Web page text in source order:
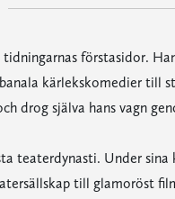
förstasidor.
kärlekskomedier till
drog själva hans vagn
teaterdynasti. Under
till glamoröst